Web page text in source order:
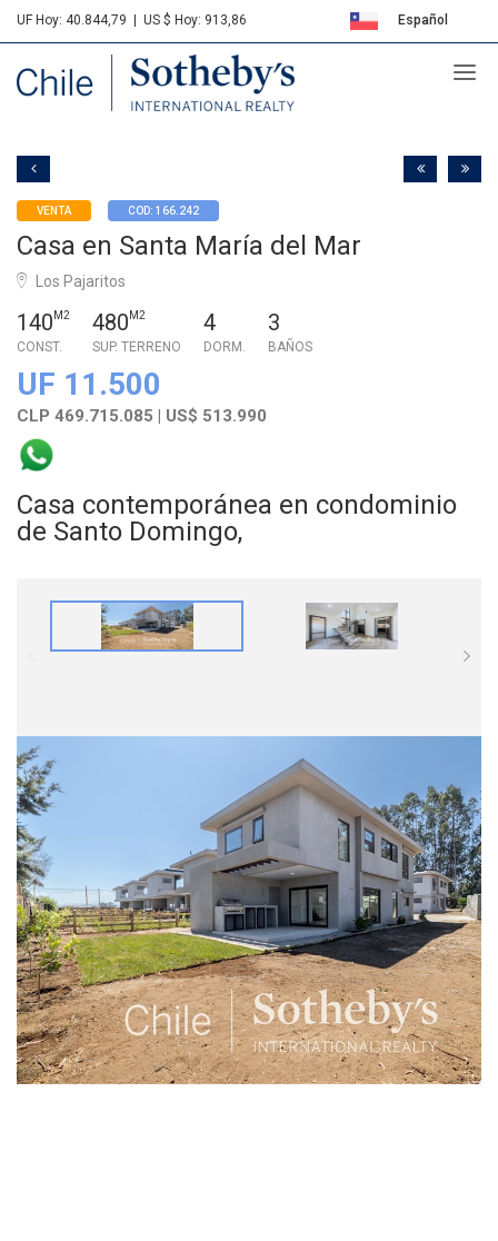
UF Hoy: 40.844,79 US $ Hoy: 913,86 Español
Sotheby's
VENTA COD: 166.242
Casa en Santa María del Mar
Los Pajaritos
140 M2
CONST.
480 M2
SUP. TERRENO
4
DORM.
3
BAÑOS
UF 11.500
CLP 469.715.085 | US$ 513.990
Casa contemporánea en condominio
de Santo Domingo,